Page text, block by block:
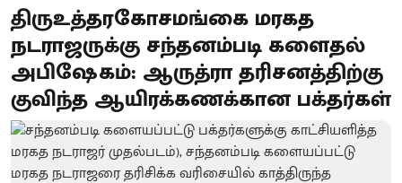
திருஉத்தரகோசமங்கை மரகத
நடராஜருக்கு சந்தனம்படி களைதல்
அபிஷேகம்: ஆருத்ரா தரிசனத்திற்கு
குவிந்த ஆயிரக்கணக்கான பக்தர்கள்